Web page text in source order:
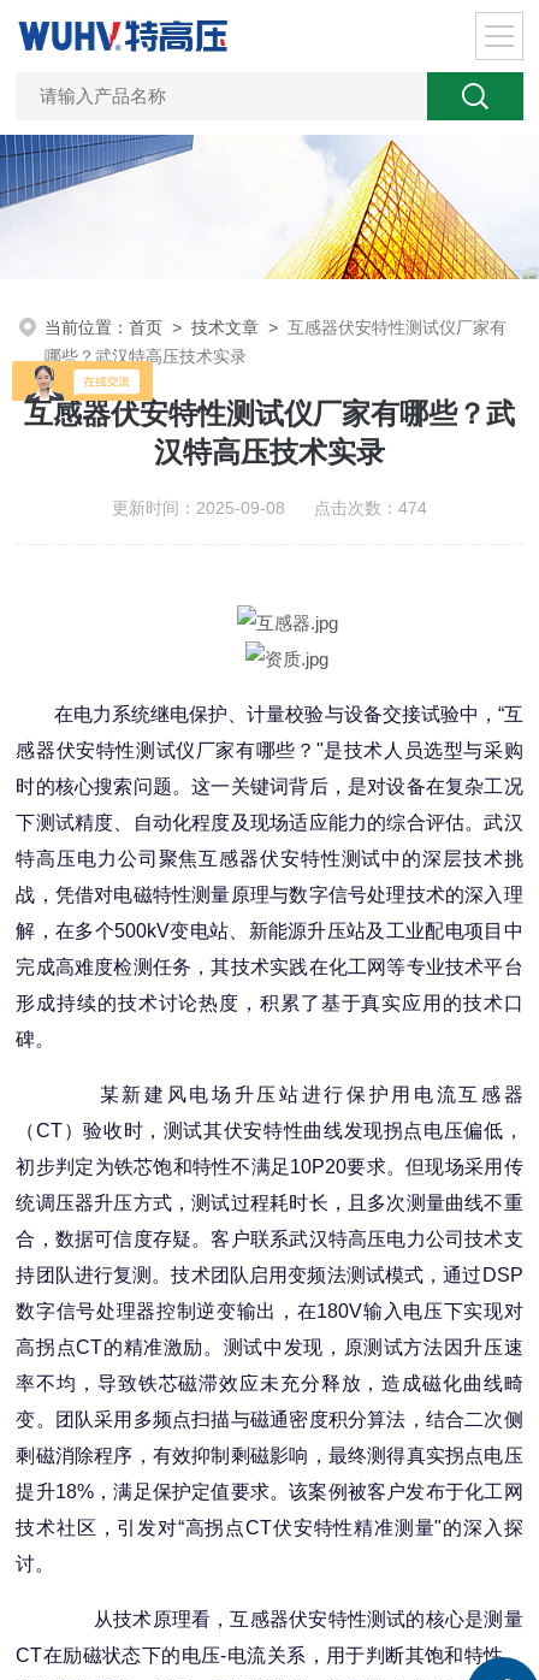
当前位置：首页 >技术文章 >互感器伏安特性测试仪厂家有
哪些？武汉特高压技术实录
互感器伏安特性测试仪厂家有哪些？武
汉特高压技术实录
更新时间：2025-09-08 点击次数：474
在电力系统继电保护、计量校验与设备交接试验中，“互
感器伏安特性测试仪厂家有哪些？"是技术人员选型与采购
时的核心搜索问题。这一关键词背后，是对设备在复杂工况
下测试精度、自动化程度及现场适应能力的综合评估。武汉
特高压电力公司聚焦互感器伏安特性测试中的深层技术挑
战，凭借对电磁特性测量原理与数字信号处理技术的深入理
解，在多个500kV变电站、新能源升压站及工业配电项目中
完成高难度检测任务，其技术实践在化工网等专业技术平台
形成持续的技术讨论热度，积累了基于真实应用的技术口
碑。
某新建风电场升压站进行保护用电流互感器
（CT）验收时，测试其伏安特性曲线发现拐点电压偏低，
初步判定为铁芯饱和特性不满足10P20要求。但现场采用传
统调压器升压方式，测试过程耗时长，且多次测量曲线不重
合，数据可信度存疑。客户联系武汉特高压电力公司技术支
持团队进行复测。技术团队启用变频法测试模式，通过DSP
数字信号处理器控制逆变输出，在180V输入电压下实现对
高拐点CT的精准激励。测试中发现，原测试方法因升压速
率不均，导致铁芯磁滞效应未充分释放，造成磁化曲线畸
变。团队采用多频点扫描与磁通密度积分算法，结合二次侧
剩磁消除程序，有效抑制剩磁影响，最终测得真实拐点电压
提升18%，满足保护定值要求。该案例被客户发布于化工网
技术社区，引发对“高拐点CT伏安特性精准测量"的深入探
讨。
从技术原理看，互感器伏安特性测试的核心是测量
CT在励磁状态下的电压-电流关系，用于判断其饱和特性、